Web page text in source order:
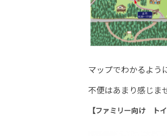
マップでわかるよう
不便はあまり感じま
【ファミリー向け トイ